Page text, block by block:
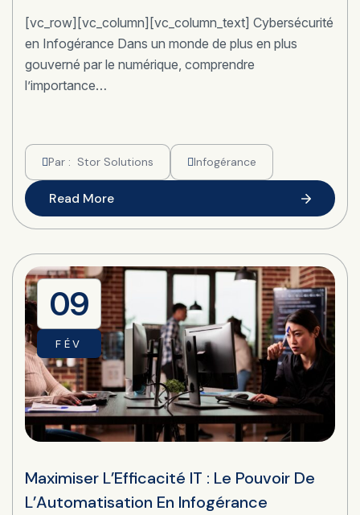
[vc_row][vc_column][vc_column_text] Cybersécurité
en Infogérance Dans un monde de plus en plus
gouverné par le numérique, comprendre
l’importance…
Par : Stor Solutions Infogérance
Read More
09
FÉV
Maximiser L’Efficacité IT : Le Pouvoir De
L’Automatisation En Infogérance